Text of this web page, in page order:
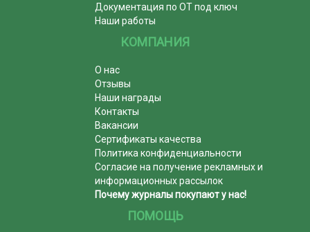
Документация по ОТ под ключ
Наши работы
КОМПАНИЯ
О нас
Отзывы
Наши награды
Контакты
Вакансии
Сертификаты качества
Политика конфиденциальности
Согласие на получение рекламных и
информационных рассылок
Почему журналы покупают у нас!
ПОМОЩЬ